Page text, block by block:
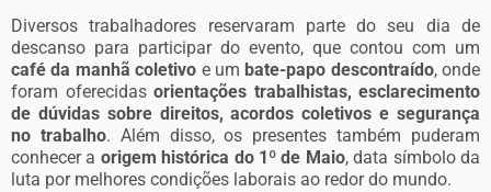
Diversos trabalhadores reservaram parte do seu dia de
descanso para participar do evento, que contou com um
café da manhã coletivo e um bate-papo descontraído, onde
foram oferecidas orientações trabalhistas, esclarecimento
de dúvidas sobre direitos, acordos coletivos e segurança
no trabalho. Além disso, os presentes também puderam
conhecer a origem histórica do 1º de Maio, data símbolo da
luta por melhores condições laborais ao redor do mundo.